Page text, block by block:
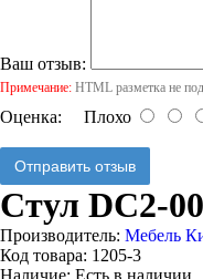
Ваш отзыв:
Примечание: HTML разметка не
Оценка: Плохо
Отправить отзыв
Стул DC2-
Производитель: Мебель
Код товара: 1205-3
Наличие: Есть в наличии